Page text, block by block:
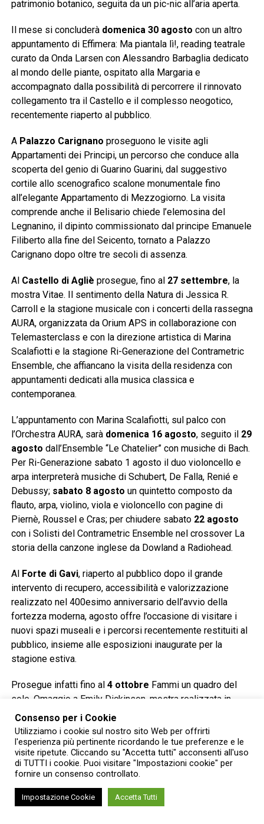
patrimonio botanico, seguita da un pic-nic all’aria aperta.
Il mese si concluderà domenica 30 agosto con un altro
appuntamento di Effimera: Ma piantala lì!, reading teatrale
curato da Onda Larsen con Alessandro Barbaglia dedicato
al mondo delle piante, ospitato alla Margaria e
accompagnato dalla possibilità di percorrere il rinnovato
collegamento tra il Castello e il complesso neogotico,
recentemente riaperto al pubblico.
A Palazzo Carignano proseguono le visite agli
Appartamenti dei Principi, un percorso che conduce alla
scoperta del genio di Guarino Guarini, dal suggestivo
cortile allo scenografico scalone monumentale fino
all’elegante Appartamento di Mezzogiorno. La visita
comprende anche il Belisario chiede l’elemosina del
Legnanino, il dipinto commissionato dal principe Emanuele
Filiberto alla fine del Seicento, tornato a Palazzo
Carignano dopo oltre tre secoli di assenza.
Al Castello di Agliè prosegue, fino al 27 settembre, la
mostra Vitae. Il sentimento della Natura di Jessica R.
Carroll e la stagione musicale con i concerti della rassegna
AURA, organizzata da Orium APS in collaborazione con
Telemasterclass e con la direzione artistica di Marina
Scalafiotti e la stagione Ri-Generazione del Contrametric
Ensemble, che affiancano la visita della residenza con
appuntamenti dedicati alla musica classica e
contemporanea.
L’appuntamento con Marina Scalafiotti, sul palco con
l’Orchestra AURA, sarà domenica 16 agosto, seguito il 29
agosto dall’Ensemble “Le Chatelier” con musiche di Bach.
Per Ri-Generazione sabato 1 agosto il duo violoncello e
arpa interpreterà musiche di Schubert, De Falla, Renié e
Debussy; sabato 8 agosto un quintetto composto da
flauto, arpa, violino, viola e violoncello con pagine di
Piernè, Roussel e Cras; per chiudere sabato22 agosto
con i Solisti del Contrametric Ensemble nel crossover La
storia della canzone inglese da Dowland a Radiohead.
Al Forte di Gavi, riaperto al pubblico dopo il grande
intervento di recupero, accessibilità e valorizzazione
realizzato nel 400esimo anniversario dell’avvio della
fortezza moderna, agosto offre l’occasione di visitare i
nuovi spazi museali e i percorsi recentemente restituiti al
pubblico, insieme alle esposizioni inaugurate per la
stagione estiva.
Prosegue infatti fino al 4 ottobre Fammi un quadro del
sole. Omaggio a Emily Dickinson, mostra realizzata in
collaborazione con l’Università di Torino che riunisce le
opere di Matilde Domestico, Floriana Porta, Alberto
Casiraghy e Nicolò Tomaini in un percorso dedicato alla
poetessa americana, tra installazioni, libri d’artista,
acquerelli e opere site specific.
Sempre fino al 4 ottobre è visitabile anche la prima
edizione di Fortissima Parade – Special Art, nuova
Consenso per i Cookie
Utilizziamo i cookie sul nostro sito Web per offrirti
l'esperienza più pertinente ricordando le tue preferenze e le
visite ripetute. Cliccando su "Accetta tutti" acconsenti all'uso
di TUTTI i cookie. Puoi visitare "Impostazioni cookie" per
fornire un consenso controllato.
Impostazione Cookie Accetta Tutti